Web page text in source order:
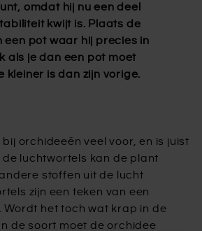
omdat hij nu een deel
kwijt is. Plaats de
een pot waar hij precies in
als je dan een pot moet
kleiner is dan zijn vorige.
orchideeën veel voor, en is juist
de luchtwortels kan de plant
stoffen uit de lucht
zijn een teken van een
het toch wat krap in de
de soort moet de orchidee